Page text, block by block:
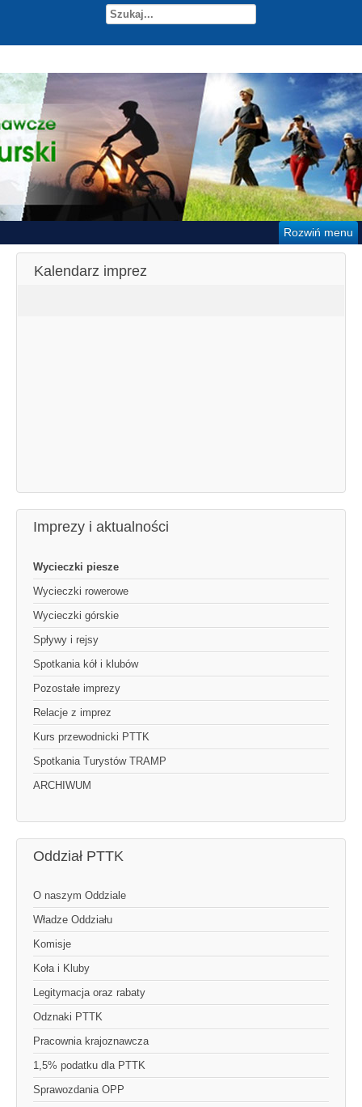
Rozwiń menu
Kalendarz imprez
Imprezy i aktualności
Wycieczki piesze
Wycieczki rowerowe
Wycieczki górskie
Spływy i rejsy
Spotkania kół i klubów
Pozostałe imprezy
Relacje z imprez
Kurs przewodnicki PTTK
Spotkania Turystów TRAMP
ARCHIWUM
Oddział PTTK
O naszym Oddziale
Władze Oddziału
Komisje
Koła i Kluby
Legitymacja oraz rabaty
Odznaki PTTK
Pracownia krajoznawcza
1,5% podatku dla PTTK
Sprawozdania OPP